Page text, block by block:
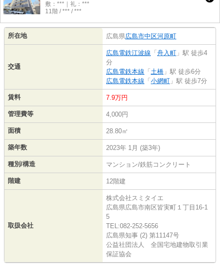
敷：***｜礼：***
11階 / *** / ***
所在地 広島県広島市中区河原町
交通
広島電鉄江波線 「 舟入町 」駅 徒歩4
分
広島電鉄本線 「 土橋 」駅 徒歩6分
広島電鉄本線 「 小網町 」駅 徒歩7分
賃料 7.9万円
管理費等 4,000円
面積 28.80㎡
築年数 2023年 1月 (築3年)
種別/構造 マンション/鉄筋コンクリート
階建 12階建
取扱会社
株式会社スミタイエ
広島県広島市南区皆実町１丁目16-1
5
TEL:082-252-5656
広島県知事 (2) 第11147号
公益社団法人 全国宅地建物取引業
保証協会